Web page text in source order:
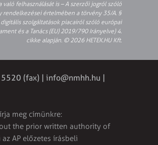
való felhasználását is – A szerzői jogról szóló
rendelkezései értelmében a törvény 35/A. §
digitális szolgáltatások piacairól szóló európai
és a Tanács (EU) 2019/790 Irányelve) 4.
cikke alapján. © 2026 HETEK.HU Kft.
(fax) | info@nmhh.hu |
meg címünkre:
the prior written authority of
AP előzetes írásbeli